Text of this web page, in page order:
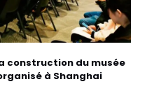
construction du musée
à Shanghai